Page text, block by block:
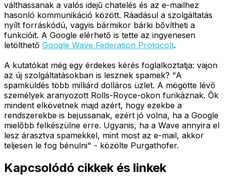
válthassanak a valós idejű chatelés és az e-mailhez
hasonló kommunikáció között. Ráadásul a szolgáltatás
nyílt forráskódú, vagyis bármikor bárki bővítheti a
funkcióit. A Google elérhető is tette az ingyenesen
letölthető Google Wave Federation Protocolt.
A kutatókat még egy érdekes kérés foglalkoztatja: vajon
az új szolgáltatásokban is lesznek spamek? "A
spamküldés több milliárd dolláros üzlet. A mögötte lévő
személyek aranyozott Rolls-Royce-okon furikáznak. Ők
mindent elkövetnek majd azért, hogy ezekbe a
rendszerekbe is bejussanak, ezért jó volna, ha a Google
mielőbb felkészülne erre. Ugyanis, ha a Wave annyira el
lesz árasztva spamekkel, mint most az e-mail, akkor
teljesen le fog bénulni" - közölte Purgathofer.
Kapcsolódó cikkek és linkek